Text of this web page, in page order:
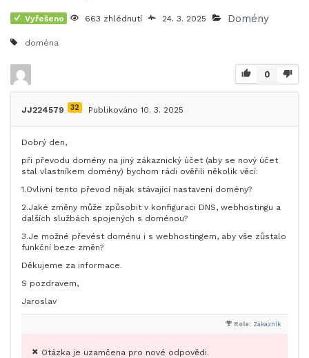
Vyřešeno 663 zhlédnutí 24. 3. 2025 Domény
doména
0
JJ224579 32 Publikováno 10. 3. 2025
Dobrý den,
při převodu domény na jiný zákaznický účet (aby se nový účet
stal vlastníkem domény) bychom rádi ověřili několik věcí:
1.Ovlivní tento převod nějak stávající nastavení domény?
2.Jaké změny může způsobit v konfiguraci DNS, webhostingu a
dalších službách spojených s doménou?
3.Je možné převést doménu i s webhostingem, aby vše zůstalo
funkční beze změn?
Děkujeme za informace.
S pozdravem,
Jaroslav
Role: Zákazník
Otázka je uzamčena pro nové odpovědi.